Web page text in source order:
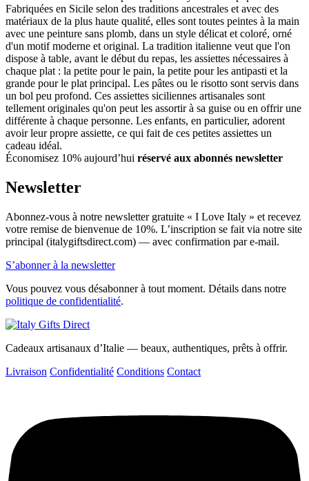
Fabriquées en Sicile selon des traditions ancestrales et avec des
matériaux de la plus haute qualité, elles sont toutes peintes à la main
avec une peinture sans plomb, dans un style délicat et coloré, orné
d'un motif moderne et original. La tradition italienne veut que l'on
dispose à table, avant le début du repas, les assiettes nécessaires à
chaque plat : la petite pour le pain, la petite pour les antipasti et la
grande pour le plat principal. Les pâtes ou le risotto sont servis dans
un bol peu profond. Ces assiettes siciliennes artisanales sont
tellement originales qu'on peut les assortir à sa guise ou en offrir une
différente à chaque personne. Les enfants, en particulier, adorent
avoir leur propre assiette, ce qui fait de ces petites assiettes un
cadeau idéal.
Économisez 10% aujourd’hui réservé aux abonnés newsletter
Newsletter
Abonnez-vous à notre newsletter gratuite « I Love Italy » et recevez
votre remise de bienvenue de 10%. L’inscription se fait via notre site
principal (italygiftsdirect.com) — avec confirmation par e-mail.
S’abonner à la newsletter
Vous pouvez vous désabonner à tout moment. Détails dans notre
politique de confidentialité.
Cadeaux artisanaux d’Italie — beaux, authentiques, prêts à offrir.
Livraison Confidentialité Conditions Contact